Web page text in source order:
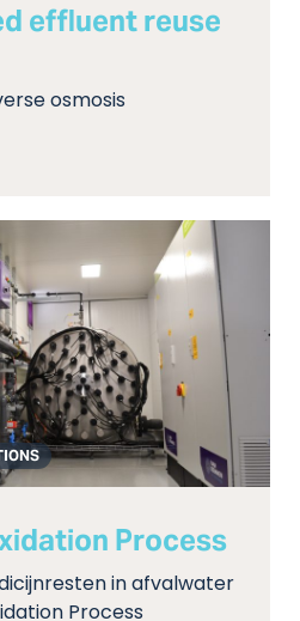
effluent reuse
osmosis
Process
in afvalwater
Process